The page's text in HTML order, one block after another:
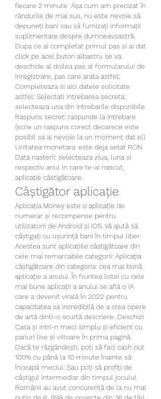
fiecare 2 minute. Așa cum am precizat în
rândurile de mai sus, nu este nevoie să
depuneți bani sau să furnizați informații
suplimentare despre dumneavoastră.
Dupa ce ai completat primul pas si ai dat
click pe acel buton albastru se va
deschide al doilea pas al formularului de
inregistrare, pas care arata astfel:
Completeaza si aici datele solicitate
astfel: Selectati intrebarea secreta:
selecteaza una din intrebarile disponibile
Raspuns secret: raspunde la intrebare
(scrie un raspuns corect deoarece este
posibil sa ai nevoie la un moment dat el)
Unitatea monetara: este deja setat RON
Data nasterii: selecteaza ziua, luna si
respectiv anul in care te-ai nascut,
aplicație câștigătoare.
Câștigător aplicație
Aplicația Money este o aplicație de
numerar și recompense pentru
utilizatorii de Android și iOS. Vă ajută să
câștigați cu ușurință bani în timpul liber.
Acestea sunt aplicațiile câștigătoare din
cele mai remarcabile categorii: Aplicația
câștigătoare din categoria: cea mai bună
aplicație a anului. În fruntea listei cu cele
mai bune aplicații a anului se află o IA
care a devenit virală în 2022 pentru
capacitatea sa incredibilă de a crea opere
de artă dintr-o scurtă descriere. Deschizi
Casa și intri-n meci simplu și eficient cu
pariuri live și viitoare în prima pagină.
Dacă te răzgândești, poți să faci cash out
100% cu până la 10 minute înainte să
înceapă meciul. Sau poți să profiți de
câștigul intermediar din timpul jocului.
Românii au avut concurență de la nu mai